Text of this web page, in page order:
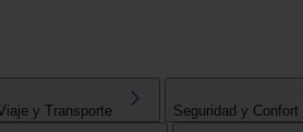
y Transporte Seguridad y Confort